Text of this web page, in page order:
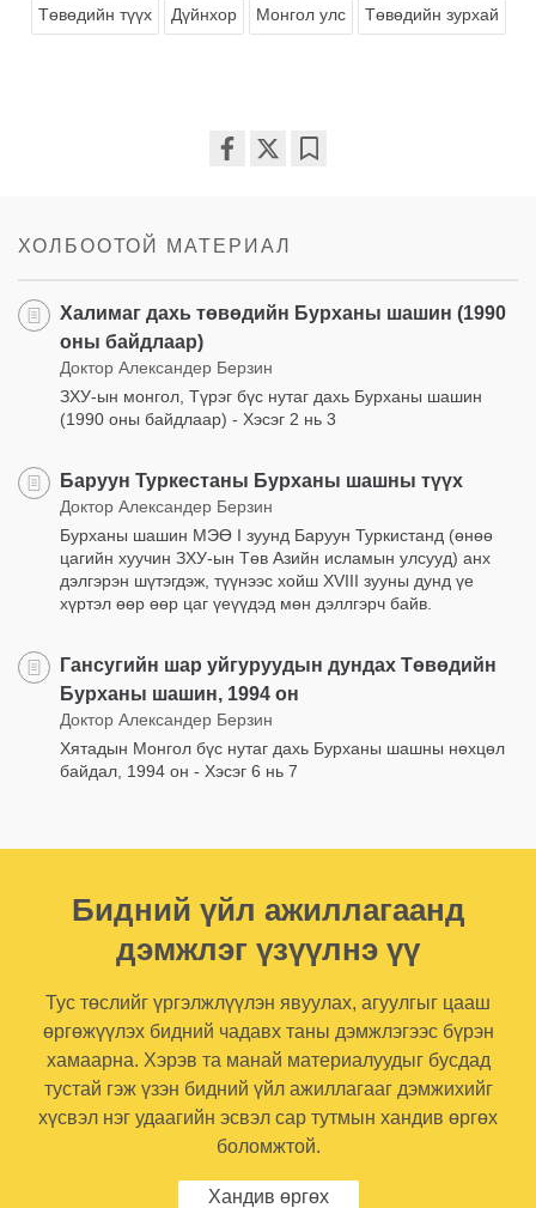
Төвөдийн түүх Дүйнхор Монгол улс Төвөдийн зурхай
ХОЛБООТОЙ МАТЕРИАЛ
Халимаг дахь төвөдийн Бурханы шашин (1990
оны байдлаар)
Доктор Александер Берзин
ЗХУ-ын монгол, Түрэг бүс нутаг дахь Бурханы шашин
(1990 оны байдлаар) - Хэсэг 2 нь 3
Баруун Туркестаны Бурханы шашны түүх
Доктор Александер Берзин
Бурханы шашин МЭӨ I зуунд Баруун Туркистанд (өнөө
цагийн хуучин ЗХУ-ын Төв Азийн исламын улсууд) анх
дэлгэрэн шүтэгдэж, түүнээс хойш XVIII зууны дунд үе
хүртэл өөр өөр цаг үеүүдэд мөн дэллгэрч байв.
Гансугийн шар уйгуруудын дундах Төвөдийн
Бурханы шашин, 1994 он
Доктор Александер Берзин
Хятадын Монгол бүс нутаг дахь Бурханы шашны нөхцөл
байдал, 1994 он - Хэсэг 6 нь 7
Бидний үйл ажиллагаанд
дэмжлэг үзүүлнэ үү
Тус төслийг үргэлжлүүлэн явуулах, агуулгыг цааш
өргөжүүлэх бидний чадавх таны дэмжлэгээс бүрэн
хамаарна. Хэрэв та манай материалуудыг бусдад
тустай гэж үзэн бидний үйл ажиллагааг дэмжихийг
хүсвэл нэг удаагийн эсвэл сар тутмын хандив өргөх
боломжтой.
Хандив өргөх